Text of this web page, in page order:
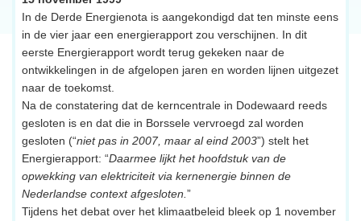
In de Derde Energienota is aangekondigd dat ten minste eens
in de vier jaar een energierapport zou verschijnen. In dit
eerste Energierapport wordt terug gekeken naar de
ontwikkelingen in de afgelopen jaren en worden lijnen uitgezet
naar de toekomst.
Na de constatering dat de kerncentrale in Dodewaard reeds
gesloten is en dat die in Borssele vervroegd zal worden
gesloten (“niet pas in 2007, maar al eind 2003”) stelt het
Energierapport: “Daarmee lijkt het hoofdstuk van de
opwekking van elektriciteit via kernenergie binnen de
Nederlandse context afgesloten. ”
Tijdens het debat over het klimaatbeleid bleek op 1 november